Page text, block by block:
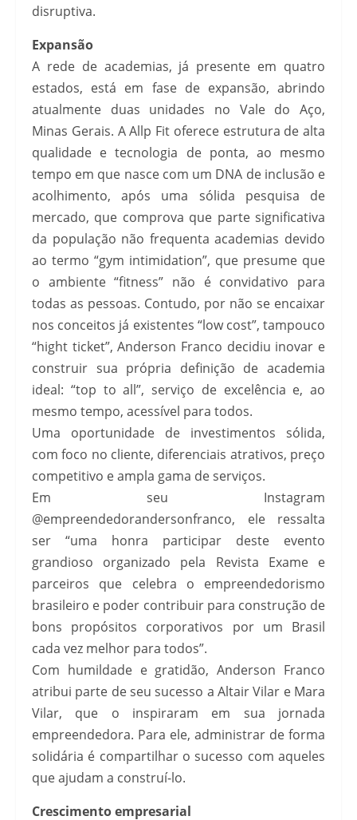
disruptiva.
Expansão
A rede de academias, já presente em quatro
estados, está em fase de expansão, abrindo
atualmente duas unidades no Vale do Aço,
Minas Gerais. A Allp Fit oferece estrutura de alta
qualidade e tecnologia de ponta, ao mesmo
tempo em que nasce com um DNA de inclusão e
acolhimento, após uma sólida pesquisa de
mercado, que comprova que parte significativa
da população não frequenta academias devido
ao termo “gym intimidation”, que presume que
o ambiente “fitness” não é convidativo para
todas as pessoas. Contudo, por não se encaixar
nos conceitos já existentes “low cost”, tampouco
“hight ticket”, Anderson Franco decidiu inovar e
construir sua própria definição de academia
ideal: “top to all”, serviço de excelência e, ao
mesmo tempo, acessível para todos.
Uma oportunidade de investimentos sólida,
com foco no cliente, diferenciais atrativos, preço
competitivo e ampla gama de serviços.
Em seu Instagram
@empreendedorandersonfranco, ele ressalta
ser “uma honra participar deste evento
grandioso organizado pela Revista Exame e
parceiros que celebra o empreendedorismo
brasileiro e poder contribuir para construção de
bons propósitos corporativos por um Brasil
cada vez melhor para todos”.
Com humildade e gratidão, Anderson Franco
atribui parte de seu sucesso a Altair Vilar e Mara
Vilar, que o inspiraram em sua jornada
empreendedora. Para ele, administrar de forma
solidária é compartilhar o sucesso com aqueles
que ajudam a construí-lo.
Crescimento empresarial